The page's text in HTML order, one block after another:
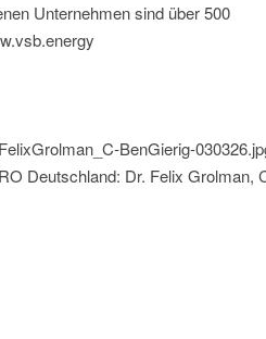
Unternehmen sind über 500
BenGierig-
Deutschland: Dr. Felix Grolman,